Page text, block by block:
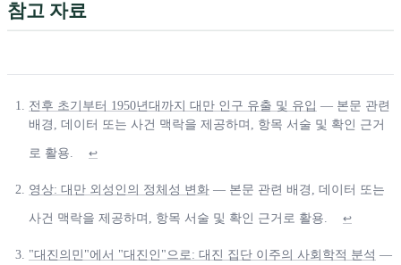
참고 자료
전후 초기부터 1950년대까지 대만 인구 유출 및 유입 — 본문 관련
배경, 데이터 또는 사건 맥락을 제공하며, 항목 서술 및 확인 근거
로 활용. ↩
영상: 대만 외성인의 정체성 변화 — 본문 관련 배경, 데이터 또는
사건 맥락을 제공하며, 항목 서술 및 확인 근거로 활용. ↩
"대진의민"에서 "대진인"으로: 대진 집단 이주의 사회학적 분석 —